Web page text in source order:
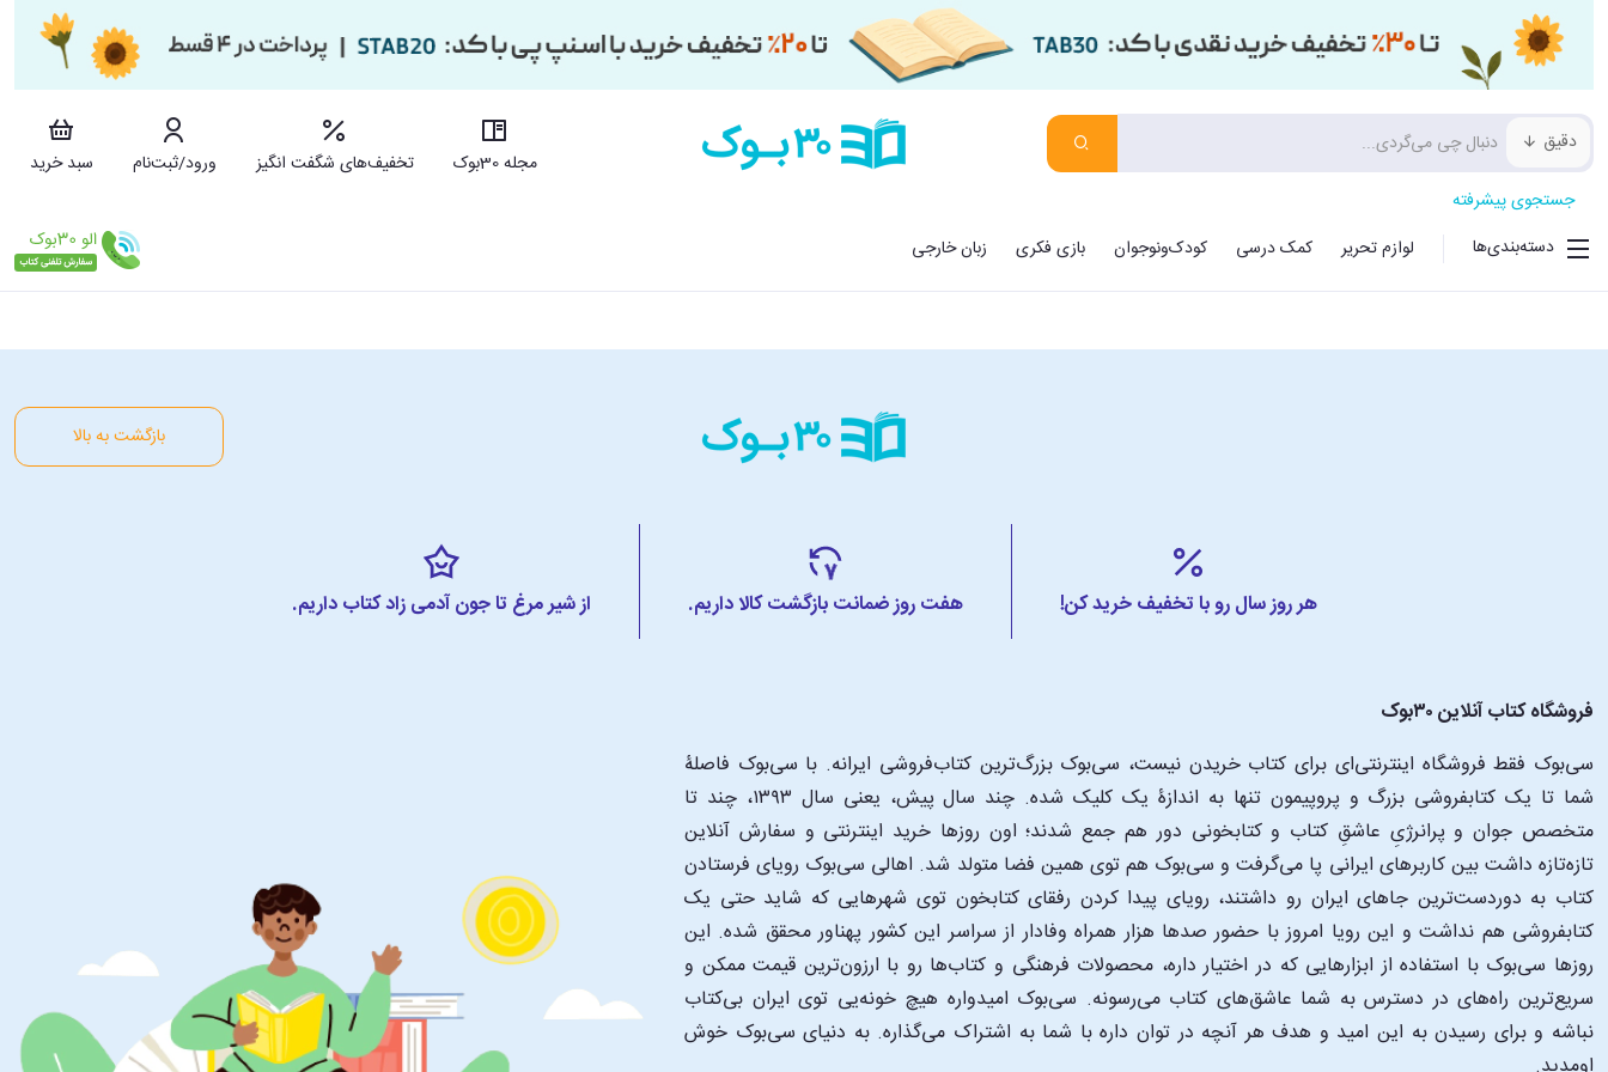
دقیق
مجله 30بوک تخفیف‌های شگفت انگیز ورود/ثبت‌نام
سبد خرید
جستجوی پیشرفته
دسته‌بندی‌ها
لوازم تحریر کمک درسی کودک‌ونوجوان بازی فکری زبان خارجی
بازگشت به بالا
هر روز سال رو با تخفیف خرید کن! هفت روز ضمانت بازگشت کالا داریم. از شیر مرغ تا جون آدمی زاد کتاب داریم.
فروشگاه کتاب آنلاین ۳۰بوک
سی‌بوک فقط فروشگاه اینترنتی‌ای برای کتاب خریدن نیست، سی‌بوک بزرگ‌ترین کتاب‌فروشی ایرانه. با سی‌بوک فاصلۀ
شما تا یک کتابفروشی بزرگ و پروپیمون تنها به اندازۀ یک کلیک شده. چند سال پیش، یعنی سال ۱۳۹۳، چند تا
متخصص جوان و پرانرژیِ عاشقِ کتاب و کتابخونی دور هم جمع شدند؛ اون‌ روزها خرید اینترنتی و سفارش آنلاین
تازه‌تازه داشت بین کاربرهای ایرانی پا می‌گرفت و سی‌بوک هم توی همین فضا متولد شد. اهالی سی‌بوک رویای فرستادن
کتاب به دوردست‌ترین جاهای ایران رو داشتند، رویای پیدا کردن رفقای کتابخون توی شهرهایی که شاید حتی یک
کتابفروشی هم نداشت و این رویا امروز با حضور صدها هزار همراه وفادار از سراسر این کشور پهناور محقق شده. این
‌روزها سی‌بوک با استفاده از ابزارهایی که در اختیار داره، محصولات فرهنگی و کتاب‌ها رو با ارزون‌ترین قیمت ممکن و
سریع‌ترین راه‌های در دسترس به شما عاشق‌های کتاب می‌رسونه. سی‌بوک امیدواره هیچ خونه‌یی توی ایران بی‌کتاب
نباشه و برای رسیدن به این امید و هدف هر آنچه در توان داره با شما به اشتراک می‌گذاره. به دنیای سی‌بوک خوش